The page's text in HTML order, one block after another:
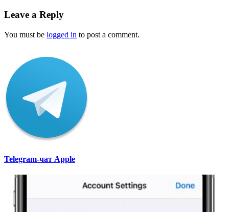
Leave a Reply
You must be logged in to post a comment.
Telegram-чат Apple